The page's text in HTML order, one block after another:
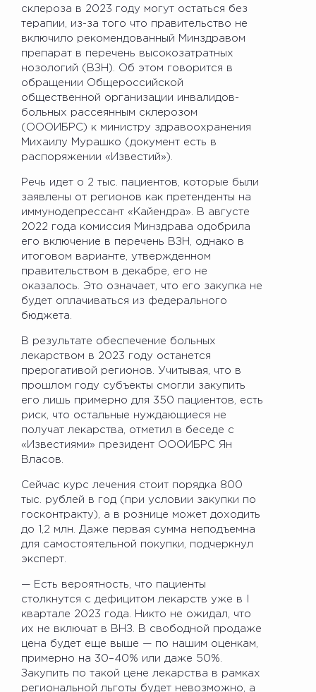
склероза в 2023 году могут остаться без
терапии, из-за того что правительство не
включило рекомендованный Минздравом
препарат в перечень высокозатратных
нозологий (ВЗН). Об этом говорится в
обращении Общероссийской
общественной организации инвалидов-
больных рассеянным склерозом
(ОООИБРС) к министру здравоохранения
Михаилу Мурашко (документ есть в
распоряжении «Известий»).
Речь идет о 2 тыс. пациентов, которые были
заявлены от регионов как претенденты на
иммунодепрессант «Кайендра». В августе
2022 года комиссия Минздрава одобрила
его включение в перечень ВЗН, однако в
итоговом варианте, утвержденном
правительством в декабре, его не
оказалось. Это означает, что его закупка не
будет оплачиваться из федерального
бюджета.
В результате обеспечение больных
лекарством в 2023 году останется
прерогативой регионов. Учитывая, что в
прошлом году субъекты смогли закупить
его лишь примерно для 350 пациентов, есть
риск, что остальные нуждающиеся не
получат лекарства, отметил в беседе с
«Известиями» президент ОООИБРС Ян
Власов.
Сейчас курс лечения стоит порядка 800
тыс. рублей в год (при условии закупки по
госконтракту), а в рознице может доходить
до 1,2 млн. Даже первая сумма неподъемна
для самостоятельной покупки, подчеркнул
эксперт.
— Есть вероятность, что пациенты
столкнутся с дефицитом лекарств уже в I
квартале 2023 года. Никто не ожидал, что
их не включат в ВНЗ. В свободной продаже
цена будет еще выше — по нашим оценкам,
примерно на 30–40% или даже 50%.
Закупить по такой цене лекарства в рамках
региональной льготы будет невозможно, а